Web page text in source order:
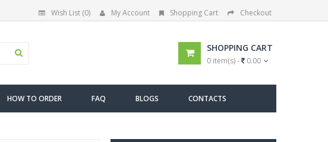
Wish List (0) My Account Shopping Cart Checkout
SHOPPING CART
0 item(s) - 0.00
HOW TO ORDER FAQ BLOGS CONTACTS